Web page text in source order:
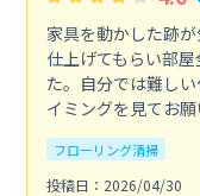
家具を動かした跡
仕上げてもらい部
た。自分では難し
イミングを見てお願
フローリング清掃
投稿日：2026/04/30